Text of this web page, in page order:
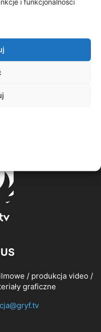
/ produkcja video /
graficzne